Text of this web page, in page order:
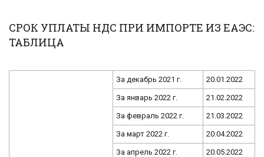
СРОК УПЛАТЫ НДС ПРИ ИМПОРТЕ ИЗ ЕАЭС:
ТАБЛИЦА
За декабрь 2021 г. 20.01.2022
За январь 2022 г. 21.02.2022
За февраль 2022 г. 21.03.2022
За март 2022 г. 20.04.2022
За апрель 2022 г. 20.05.2022